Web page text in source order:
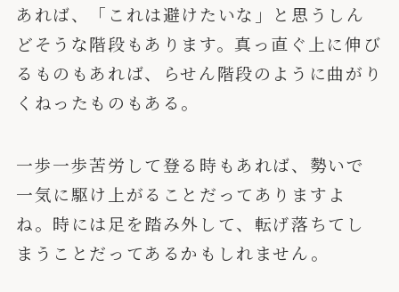
あれば、「これは避けたいな」と思うしん
どそうな階段もあります。真っ直ぐ上に伸び
るものもあれば、らせん階段のように曲がり
くねったものもある。
一歩一歩苦労して登る時もあれば、勢いで
一気に駆け上がることだってありますよ
ね。時には足を踏み外して、転げ落ちてし
まうことだってあるかもしれません。